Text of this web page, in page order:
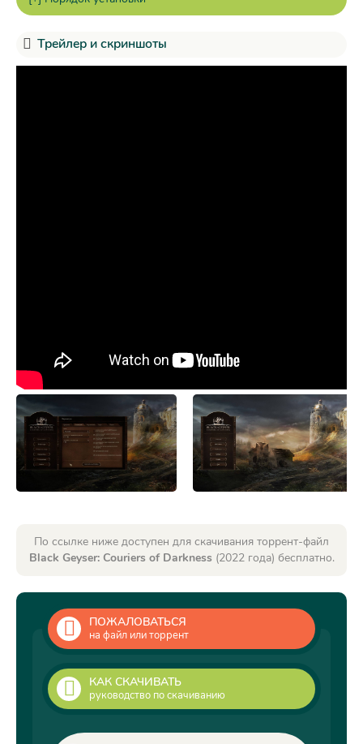
Трейлер и скриншоты
По ссылке ниже доступен для скачивания торрент-файл
Black Geyser: Couriers of Darkness (2022 года) бесплатно.
ПОЖАЛОВАТЬСЯ
на файл или торрент
КАК СКАЧИВАТЬ
руководство по скачиванию